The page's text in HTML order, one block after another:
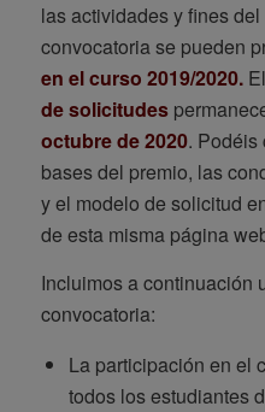
las actividades y fines
convocatoria se pueden
en el curso 2019/2020.El
de solicitudes
octubre de 2020. Podéis
bases del premio, las
y el modelo de solicitud
de esta misma página
Incluimos a continuación
convocatoria:
La participación en el
todos los estudiantes